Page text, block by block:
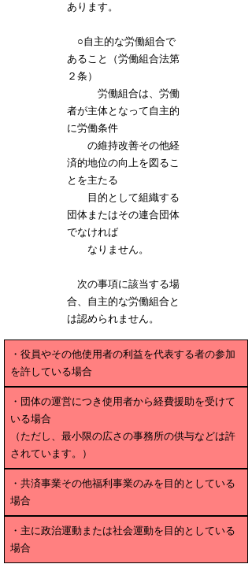
あります。
○自主的な労働組合で
あること（労働組合法第
２条）
労働組合は、労働
者が主体となって自主的
に労働条件
の維持改善その他経
済的地位の向上を図るこ
とを主たる
目的として組織する
団体またはその連合団体
でなければ
なりません。
次の事項に該当する場
合、自主的な労働組合と
は認められません。
・役員やその他使用者の利益を代表する者の参加
を許している場合
・団体の運営につき使用者から経費援助を受けて
いる場合
（ただし、最小限の広さの事務所の供与などは許
されています。）
・共済事業その他福利事業のみを目的としている
場合
・主に政治運動または社会運動を目的としている
場合